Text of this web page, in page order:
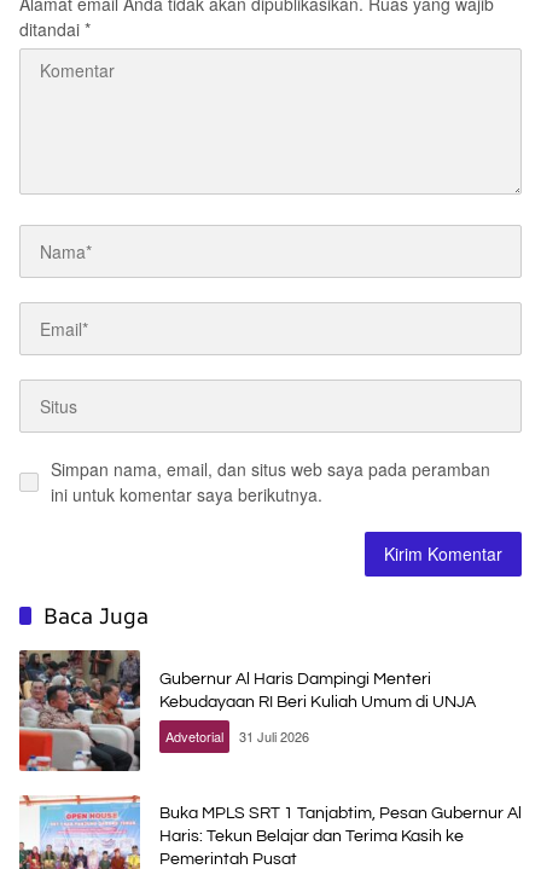
ditandai *
Simpan nama, email, dan situs web saya pada peramban
ini untuk komentar saya berikutnya.
Baca Juga
Gubernur Al Haris Dampingi Menteri
Kebudayaan RI Beri Kuliah Umum di UNJA
Advetorial 31 Juli 2026
Buka MPLS SRT 1 Tanjabtim, Pesan Gubernur Al
Haris: Tekun Belajar dan Terima Kasih ke
Pemerintah Pusat